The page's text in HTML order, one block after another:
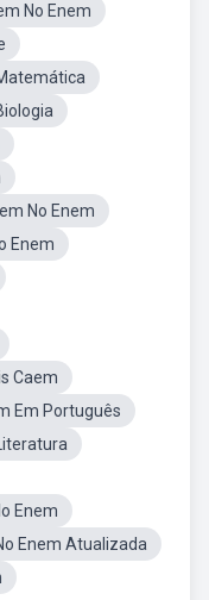
No Enem
No Enem
Enem
Caem
Em Português
Enem
Enem Atualizada